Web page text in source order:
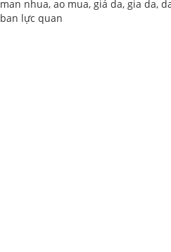
man nhua, ao mua, giả da, gia da,
ban lực quan